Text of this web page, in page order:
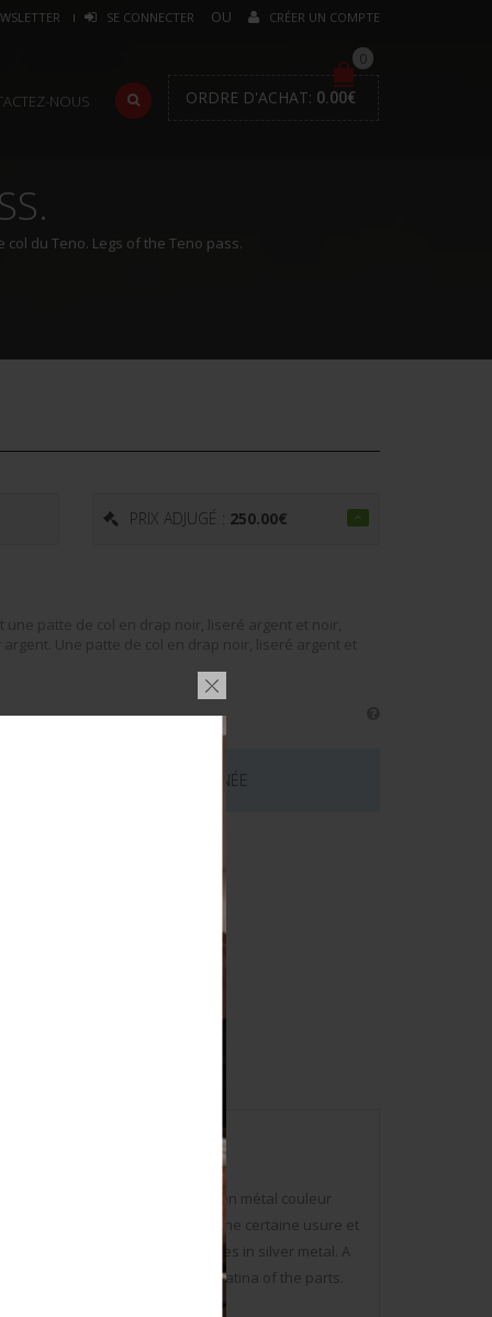
SE CONNECTER CRÉER UN COMPTE
NOUS
0
ORDRE D'ACHAT: 0.00€
col du Teno. Legs of the Teno pass.
PRIX ADJUGÉ : 250.00€
patte de col en drap noir, liseré argent et noir,
Une patte de col en drap noir, liseré argent et
LOT EST MAINTENANT TERMINÉE
et noir, feuilles de chêne en métal couleur
métal couleur argent. A noter une certaine usure et
silver and black border, oak leaves in silver metal. A
To note a certain wear and patina of the parts.